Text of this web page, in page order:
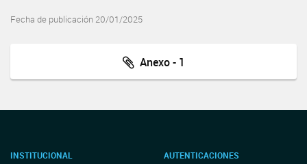
Fecha de publicación 20/01/2025
Anexo - 1
INSTITUCIONAL AUTENTICACIONES